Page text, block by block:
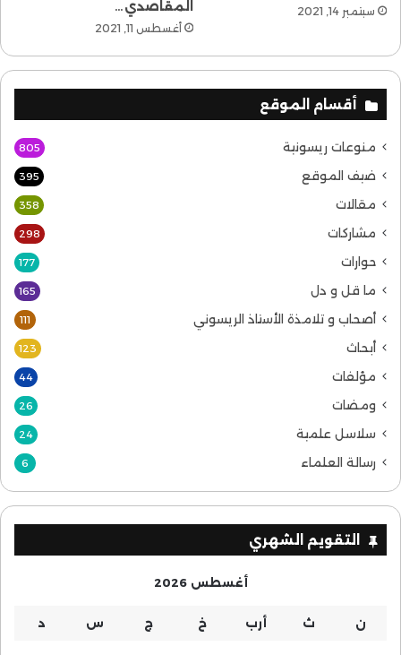
سبتمبر 14, 2021 المقاصدي…
أغسطس 11, 2021
أقسام الموقع
منوعات ريسونية 805
ضيف الموقع 395
مقالات 358
مشاركات 298
حوارات 177
ما قل و دل 165
أصحاب و تلامذة الأستاذ الريسوني 111
أبحاث 123
مؤلفات 44
ومضات 26
سلاسل علمية 24
رسالة العلماء 6
التقويم الشهري
أغسطس 2026
ن ث أرب خ ج س د